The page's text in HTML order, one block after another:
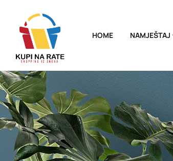
HOME NAMJEŠTAJ